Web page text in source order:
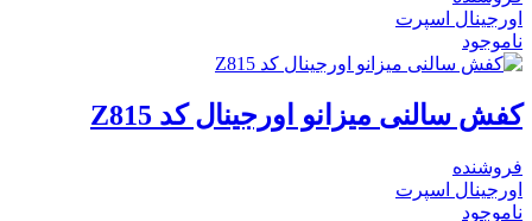
اورجینال اسپرت
ناموجود
کفش سالنی میزانو اورجینال کد Z815
فروشنده
اورجینال اسپرت
ناموجود